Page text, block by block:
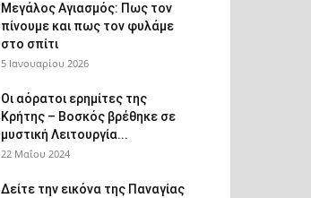
Μεγάλος Αγιασμός: Πως τον
πίνουμε και πως τον φυλάμε
στο σπίτι
5 Ιανουαρίου 2026
Οι αόρατοι ερημίτες της
Κρήτης – Βοσκός βρέθηκε σε
μυστική Λειτουργία...
22 Μαΐου 2024
Δείτε την εικόνα της Παναγίας